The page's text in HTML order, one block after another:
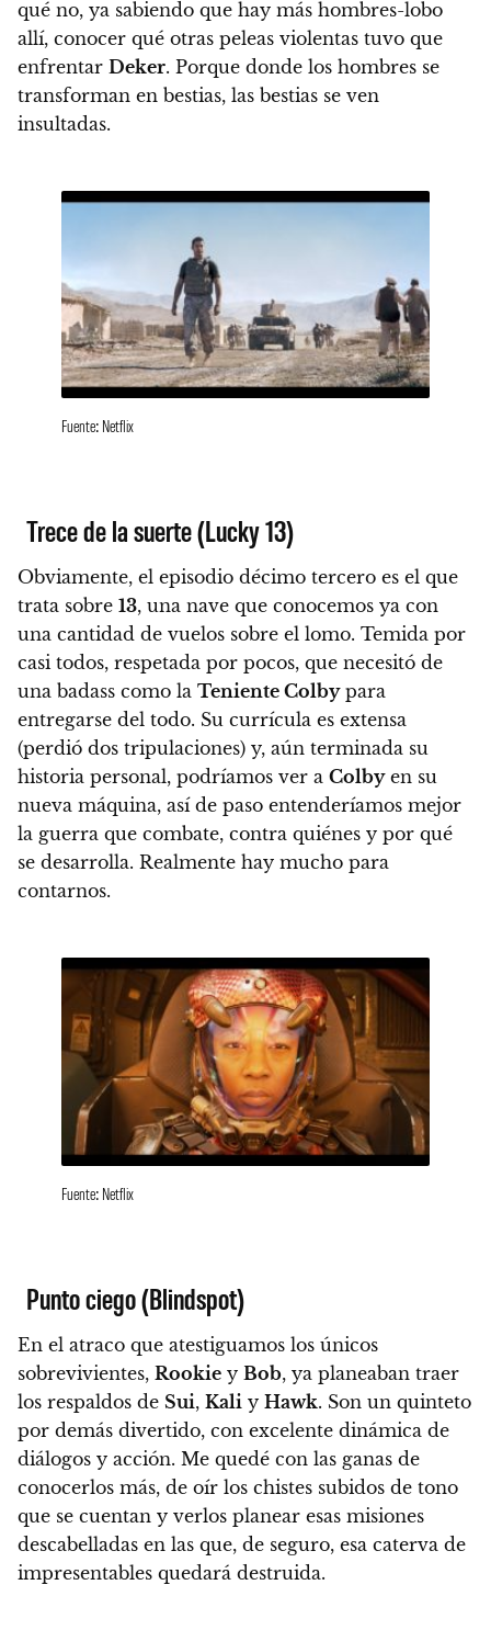
qué no, ya sabiendo que hay más hombres-lobo
allí, conocer qué otras peleas violentas tuvo que
enfrentar Deker. Porque donde los hombres se
transforman en bestias, las bestias se ven
insultadas.
Fuente: Netflix
Trece de la suerte (Lucky 13)
Obviamente, el episodio décimo tercero es el que
trata sobre 13, una nave que conocemos ya con
una cantidad de vuelos sobre el lomo. Temida por
casi todos, respetada por pocos, que necesitó de
una badass como la Teniente Colbypara
entregarse del todo. Su currícula es extensa
(perdió dos tripulaciones) y, aún terminada su
historia personal, podríamos ver a Colbyen su
nueva máquina, así de paso entenderíamos mejor
la guerra que combate, contra quiénes y por qué
se desarrolla. Realmente hay mucho para
contarnos.
Fuente: Netflix
Punto ciego (Blindspot)
En el atraco que atestiguamos los únicos
sobrevivientes, Rookie y Bob, ya planeaban traer
los respaldos de Sui, Kali y Hawk. Son un quinteto
por demás divertido, con excelente dinámica de
diálogos y acción. Me quedé con las ganas de
conocerlos más, de oír los chistes subidos de tono
que se cuentan y verlos planear esas misiones
descabelladas en las que, de seguro, esa caterva de
impresentables quedará destruida.